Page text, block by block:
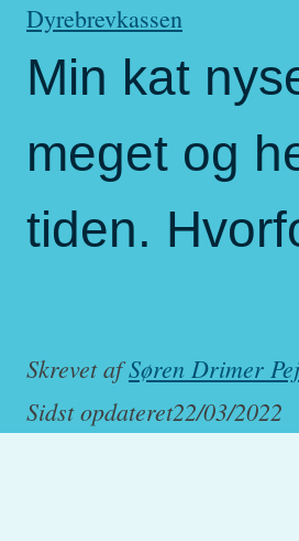
Dyrebrevkassen
Min kat
meget og
tiden.
Skrevet afSøren Drimer
Sidst opdateret22/03/2022